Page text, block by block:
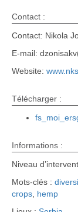
Contact :
Contact: Nikola
E-mail:
Website:
Télécharger :
Informations :
Niveau
Mots-clés :
crops, hemp